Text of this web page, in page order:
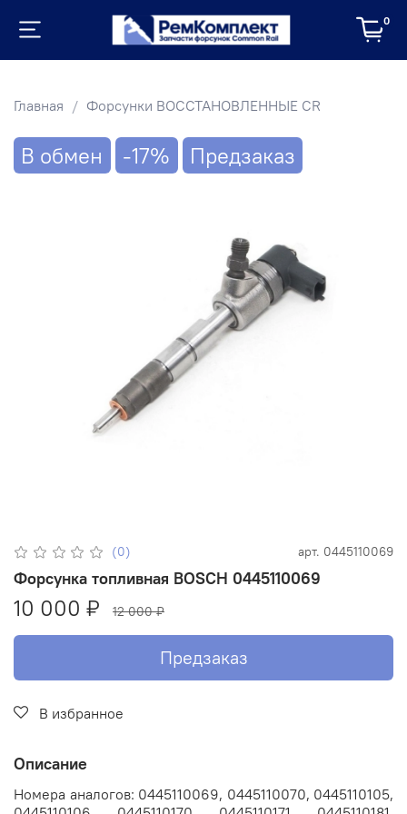
0
Главная Форсунки ВОССТАНОВЛЕННЫЕ CR
В обмен -17% Предзаказ
(0) арт. 0445110069
Форсунка топливная BOSCH 0445110069
10 000 ₽ 12 000 ₽
Предзаказ
В избранное
Описание
Номера аналогов: 0445110069, 0445110070, 0445110105,